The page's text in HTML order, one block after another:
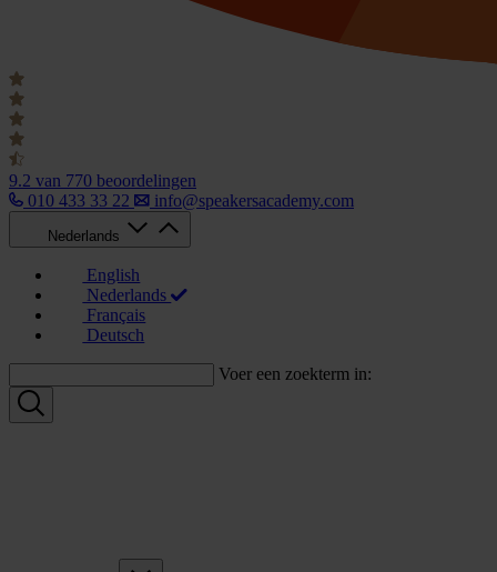
9.2 van 770 beoordelingen
010 433 33 22
info@speakersacademy.com
Nederlands
English
Nederlands
Français
Deutsch
Voer een zoekterm in: